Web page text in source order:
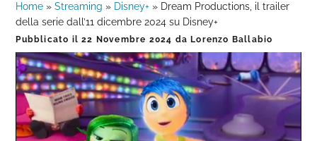
Home »Streaming » Disney+ » Dream Productions, il trailer
della serie dall’11 dicembre 2024 su Disney+
Pubblicato il22 Novembre 2024 da Lorenzo Ballabio